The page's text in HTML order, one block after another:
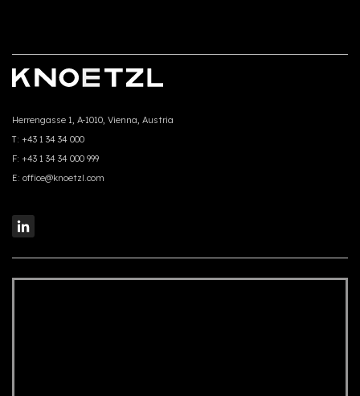
Herrengasse 1, A-1010, Vienna, Austria
T: +43 1 34 34 000
F: +43 1 34 34 000 999
E: office@knoetzl.com